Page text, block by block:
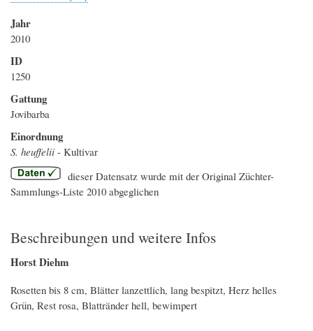
Jahr
2010
ID
1250
Gattung
Jovibarba
Einordnung
S. heuffelii - Kultivar
dieser Datensatz wurde mit der Original Züchter-
Sammlungs-Liste 2010 abgeglichen
Beschreibungen und weitere Infos
Horst Diehm
Rosetten bis 8 cm, Blätter lanzettlich, lang bespitzt, Herz helles
Grün, Rest rosa, Blattränder hell, bewimpert